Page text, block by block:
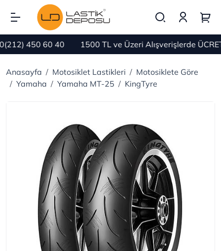
450 60 40 1500 TL ve Üzeri Alışverişlerde
Anasayfa Motosiklet Lastikleri
Motosiklete Göre
Yamaha
Yamaha MT-25 KingTyre